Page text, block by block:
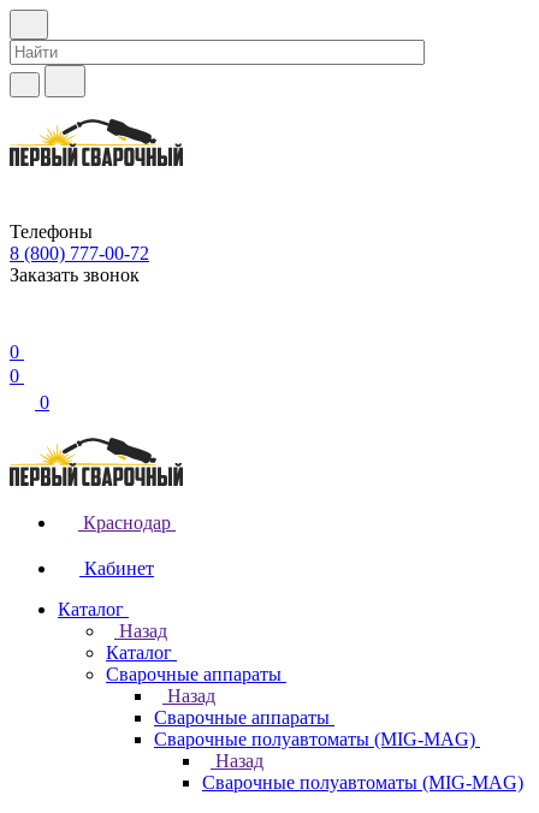
Телефоны
8 (800) 777-00-72
Заказать звонок
0
0
0
Краснодар
Кабинет
Каталог
Назад
Каталог
Сварочные аппараты
Назад
Сварочные аппараты
Сварочные полуавтоматы (MIG-MAG)
Назад
Сварочные полуавтоматы (MIG-MAG)